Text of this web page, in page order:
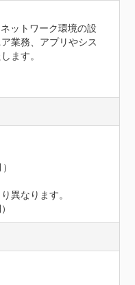
ットワーク環境の設
業務、アプリやシス
ます。
異なります。